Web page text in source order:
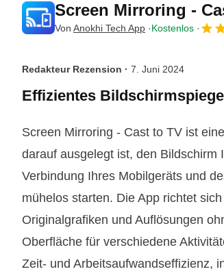
Screen Mirroring -
Von Anokhi Tech App Kostenlos
Redakteur Rezension · 7. Juni 2024
Effizientes
Screen Mirroring - Cast to TV ist
darauf ausgelegt ist, den
Verbindung Ihres Mobilgeräts und
mühelos starten. Die App richtet
Originalgrafiken und Auflösungen
Oberfläche für verschiedene
Zeit- und Arbeitsaufwandseffizienz,